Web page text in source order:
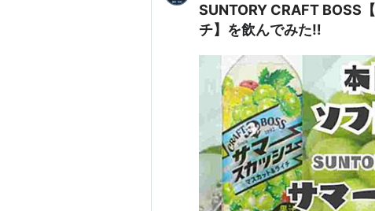
SUNTORY CRAFT BOSS
チ】を飲んでみた‼